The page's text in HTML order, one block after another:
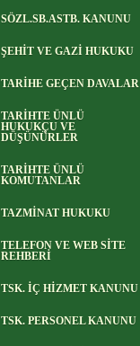
SÖZL.SB.ASTB. KANUNU
ŞEHİT VE GAZİ HUKUKU
TARİHE GEÇEN DAVALAR
TARİHTE ÜNLÜ
HUKUKÇU VE
DÜŞÜNÜRLER
TARİHTE ÜNLÜ
KOMUTANLAR
TAZMİNAT HUKUKU
TELEFON VE WEB SİTE
REHBERİ
TSK. İÇ HİZMET KANUNU
TSK. PERSONEL KANUNU